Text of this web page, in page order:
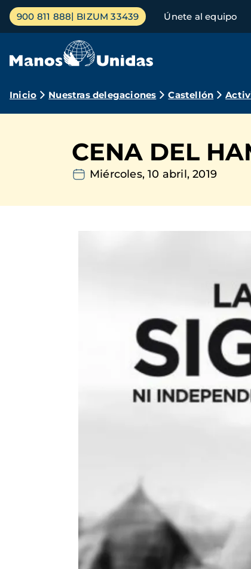
Pasar
contenido
Menú
principal
900 811 888 BIZUM 33439 Únete al equipo
Ruta
navegación
Inicio Nuestras delegaciones Castellón
CENA DEL
Miércoles, 10 abril, 2019